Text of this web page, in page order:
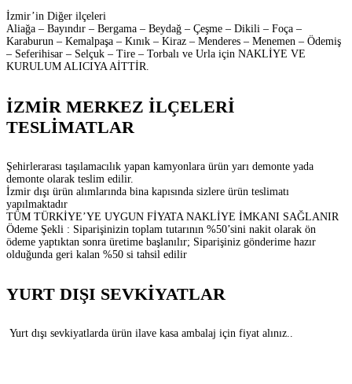
İzmir’in Diğer ilçeleri
Aliağa – Bayındır – Bergama – Beydağ – Çeşme – Dikili – Foça –
Karaburun – Kemalpaşa – Kınık – Kiraz – Menderes – Menemen – Ödemiş
– Seferihisar – Selçuk – Tire – Torbalı ve Urla için NAKLİYE VE
KURULUM ALICIYA AİTTİR.
İZMİR MERKEZ İLÇELERİ
TESLİMATLAR
Şehirlerarası taşılamacılık yapan kamyonlara ürün yarı demonte yada
demonte olarak teslim edilir.
İzmir dışı ürün alımlarında bina kapısında sizlere ürün teslimatı
yapılmaktadır
TÜM TÜRKİYE’YE UYGUN FİYATA NAKLİYE İMKANI SAĞLANIR
Ödeme Şekli : Siparişinizin toplam tutarının %50’sini nakit olarak ön
ödeme yaptıktan sonra üretime başlanılır; Siparişiniz gönderime hazır
olduğunda geri kalan %50 si tahsil edilir
YURT DIŞI SEVKİYATLAR
Yurt dışı sevkiyatlarda ürün ilave kasa ambalaj için fiyat alınız..